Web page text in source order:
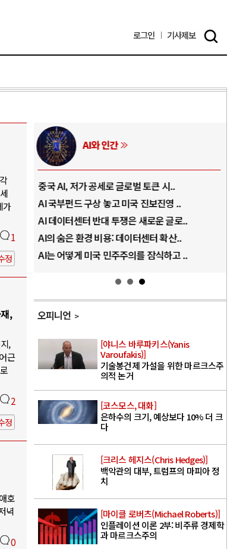
로그인 기사제보
가
1
정
,
,
근
2
정
호
녁
0
AI와 인간
중국 AI, 저가 공세로 글로벌 토큰 시..
AI 국부펀드 구상 놓고 미국 진보진영 ..
AI 데이터센터 반대 투쟁은 새로운 글로..
AI의 숨은 환경 비용: 데이터센터 확산..
AI는 어떻게 미국 민주주의를 잠식하고 ..
오피니언
[야니스 바루파키스(Yanis
Varoufakis)]
기술봉건제 가설을 위한 마르크스주
의적 논거
[코스모스, 대화]
은하수의 크기, 예상보다 10% 더 크
다
[크리스 헤지스(Chris Hedges)]
백악관의 대부, 트럼프의 마피아 정
치
[마이클 로버츠(Michael Roberts)]
인플레이션 이론 2부: 비주류 경제학
과 마르크스주의